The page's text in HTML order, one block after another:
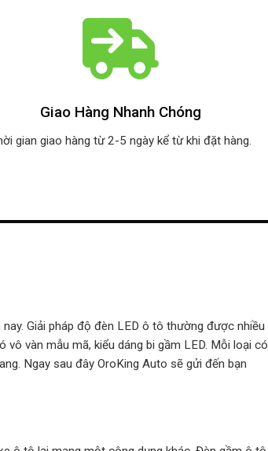
Giao Hàng Nhanh Chóng
gian giao hàng từ 2-5 ngày kể từ khi đặt hàng.
Giải pháp độ đèn LED ô tô thường được nhiều
vàn mẫu mã, kiểu dáng bi gầm LED. Mỗi loại có
Ngay sau đây OroKing Auto sẽ gửi đến bạn